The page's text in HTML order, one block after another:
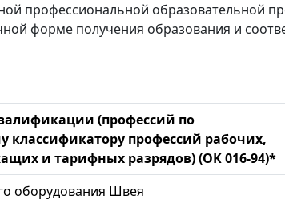
профессиональной образовательной
форме получения образования и
(профессий по
классификатору профессий рабочих,
и тарифных разрядов) (OK 016-94)*
оборудования Швея